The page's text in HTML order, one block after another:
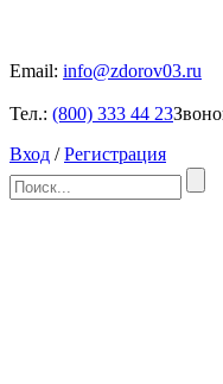
Email: info@zdorov03.ru
Тел.: (800) 333 44 23
Вход /Регистрация